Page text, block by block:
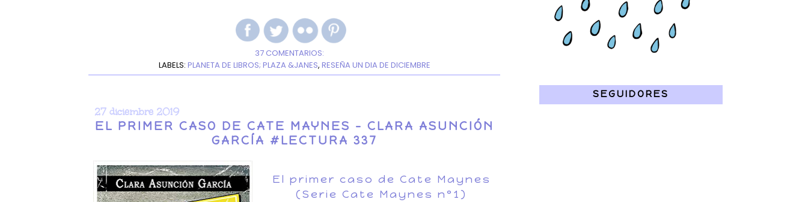
37 COMENTARIOS:
LABELS: PLANETA DE LIBROS; PLAZA &JANES, RESEÑA UN DIA DE DICIEMBRE
27 diciembre 2019
EL PRIMER CASO DE CATE MAYNES - CLARA ASUNCIÓN
GARCÍA #LECTURA 337
El primer caso de Cate Maynes
(Serie Cate Maynes nº1)
SEGUIDORES